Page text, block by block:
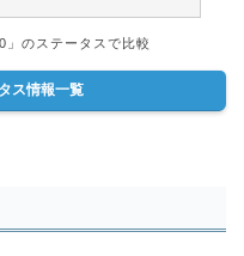
のステータスで比較
ス情報一覧